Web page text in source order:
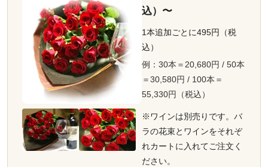
込）〜
1本追加ごとに495円（税
込）
例：30本＝20,680円 / 50本
＝30,580円 / 100本＝
55,330円（税込）
※ワインは別売りです。バ
ラの花束とワインをそれぞ
れカートに入れてご注文く
ださい。